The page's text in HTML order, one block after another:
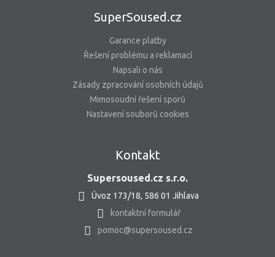
SuperSoused.cz
Garance platby
Řešení problému a reklamací
Napsali o nás
Zásady zpracování osobních údajů
Mimosoudní řešení sporů
Nastavení souborů cookies
Kontakt
Supersoused.cz s.r.o.
Úvoz 173/18, 586 01 Jihlava
kontaktní formulář
pomoc@supersoused.cz